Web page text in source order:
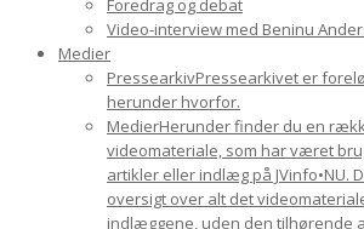
Foredrag og debat
Video-interview med Beninu
Medier
PressearkivPressearkivet er
herunder hvorfor.
MedierHerunder finder du en
videomateriale, som har været
artikler eller indlæg på JVinfo•NU.
oversigt over alt det
indlæggene, uden den tilhørende